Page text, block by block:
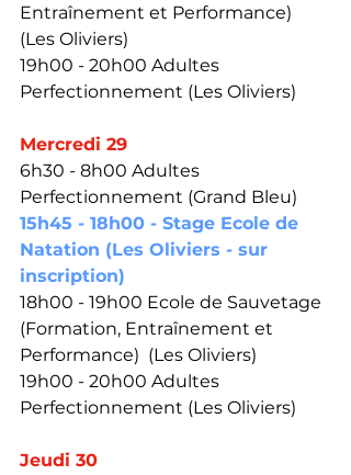
Entraînement et Performance)
(Les Oliviers)
19h00 - 20h00 Adultes
Perfectionnement (Les Oliviers)
Mercredi 29
6h30 - 8h00 Adultes
Perfectionnement (Grand Bleu)
15h45 - 18h00 - Stage Ecole de
Natation (Les Oliviers - sur
inscription)
18h00 - 19h00 Ecole de Sauvetage
(Formation, Entraînement et
Performance)  (Les Oliviers)
19h00 - 20h00 Adultes
Perfectionnement (Les Oliviers)
Jeudi 30